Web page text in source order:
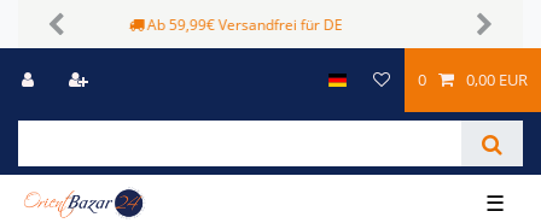
Sichere Zahlungsmöglichkeiten
Previous Next
0 0,00 EUR
☰